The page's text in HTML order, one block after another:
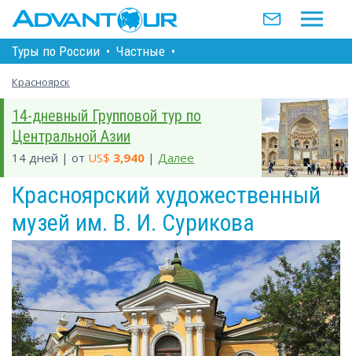
Туры по Росcии • Частные •
Красноярск
14-дневный Групповой тур по
Центральной Азии
14 дней | от US$ 3,940 | Далее
Красноярский художественный
музей им. В. И. Сурикова